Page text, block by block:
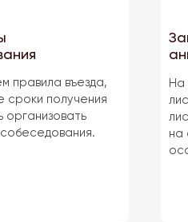
правила въезда,
сроки получения
организовать
На
на